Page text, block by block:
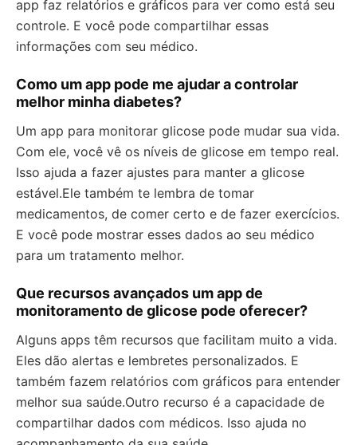
app faz relatórios e gráficos para ver como está seu
controle. E você pode compartilhar essas
informações com seu médico.
Como um app pode me ajudar a controlar
melhor minha diabetes?
Um app para monitorar glicose pode mudar sua vida.
Com ele, você vê os níveis de glicose em tempo real.
Isso ajuda a fazer ajustes para manter a glicose
estável.Ele também te lembra de tomar
medicamentos, de comer certo e de fazer exercícios.
E você pode mostrar esses dados ao seu médico
para um tratamento melhor.
Que recursos avançados um app de
monitoramento de glicose pode oferecer?
Alguns apps têm recursos que facilitam muito a vida.
Eles dão alertas e lembretes personalizados. E
também fazem relatórios com gráficos para entender
melhor sua saúde.Outro recurso é a capacidade de
compartilhar dados com médicos. Isso ajuda no